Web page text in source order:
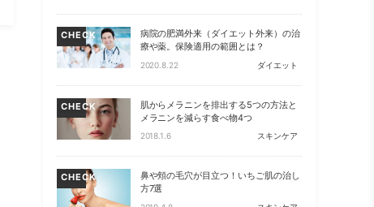
CHECK
病院の肥満外来（ダイエット外来）の治
療や薬。保険適用の範囲とは？
2020.8.22 ダイエット
CHECK
肌からメラニンを排出する5つの方法と
メラニンを減らす食べ物4つ
2018.1.6 スキンケア
CHECK
鼻や頬の毛穴が目立つ！いちご肌の治し
方7選